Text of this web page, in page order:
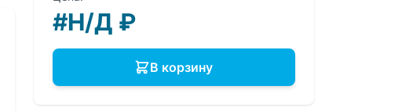
#Н/Д ₽
В корзину